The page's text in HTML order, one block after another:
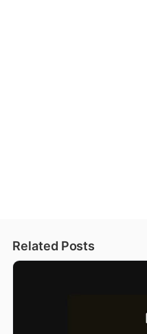
Related Posts